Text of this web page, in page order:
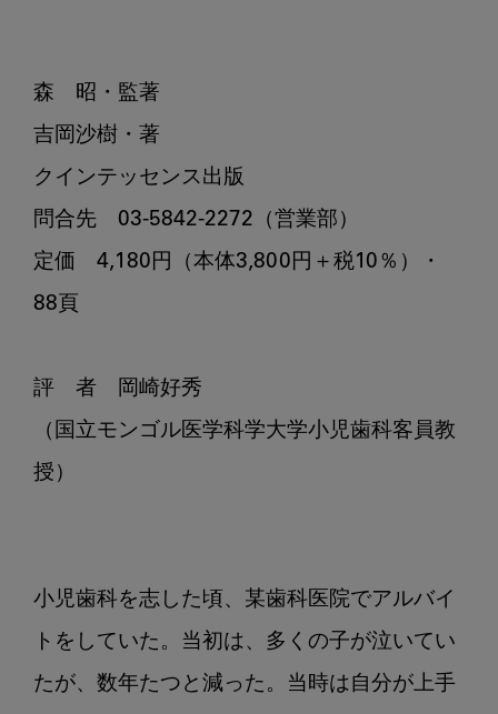
森　昭・監著
吉岡沙樹・著
クインテッセンス出版
問合先　03-5842-2272（営業部）
定価　4,180円（本体3,800円＋税10％）・
88頁
評　者　岡崎好秀
（国立モンゴル医学科学大学小児歯科客員教
授）
小児歯科を志した頃、某歯科医院でアルバイ
トをしていた。当初は、多くの子が泣いてい
たが、数年たつと減った。当時は自分が上手